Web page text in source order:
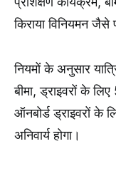
किराया विनियमन जैसे
नियमों के अनुसार
बीमा, ड्राइवरों के
ऑनबोर्ड ड्राइवरों के
अनिवार्य होगा।